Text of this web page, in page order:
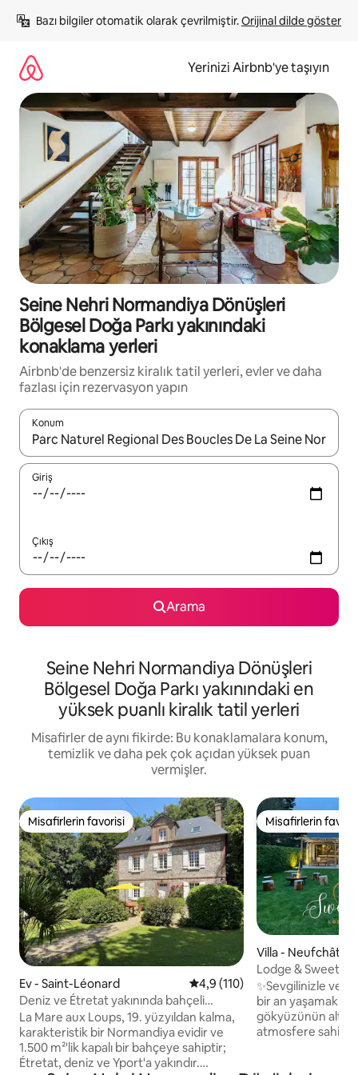
atla
Bazı bilgiler otomatik olarak çevrilmiştir. Orijinal dilde göster
Yerinizi Airbnb'ye taşıyın
Seine Nehri Normandiya Dönüşleri
Bölgesel Doğa Parkı yakınındaki
konaklama yerleri
Airbnb'de benzersiz kiralık tatil yerleri, evler ve daha
fazlası için rezervasyon yapın
Konum
Sonuçlar kullanılabilir olduğunda yukarı ve aşağı oklarıyla
Giriş
Çıkış
Arama
Seine Nehri Normandiya Dönüşleri
Bölgesel Doğa Parkı yakınındaki en
yüksek puanlı kiralık tatil yerleri
Misafirler de aynı fikirde: Bu konaklamalara konum,
temizlik ve daha pek çok açıdan yüksek puan
vermişler.
Misafirlerin favorisi
Misafirlerin favorisi
Ev - Saint-Léonard 5 üzerinden ortalama 4,9
4,9 (110)
Deniz ve Étretat yakınında bahçeli
Normandiya evi
La Mare aux Loups, 19. yüzyıldan kalma,
karakteristik bir Normandiya evidir ve
1.500 m²'lik kapalı bir bahçeye sahiptir;
Étretat, deniz ve Yport'a yakındır.
Misafirlerin
Misafirlerin
Villa -
Lodge & Sweety
✨Sevgilinizle veya
bir an yaşamak ister
gökyüzünün
atmosfere sahip